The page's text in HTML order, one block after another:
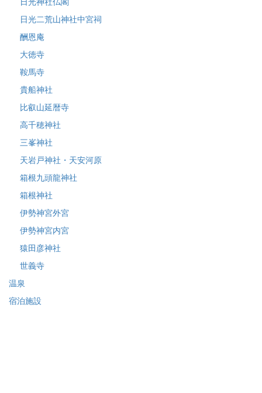
日光二荒山神社中宮祠
酬恩庵
大徳寺
鞍馬寺
貴船神社
比叡山延暦寺
高千穂神社
三峯神社
天岩戸神社・天安河原
箱根九頭龍神社
箱根神社
伊勢神宮外宮
伊勢神宮内宮
猿田彦神社
世義寺
温泉
宿泊施設